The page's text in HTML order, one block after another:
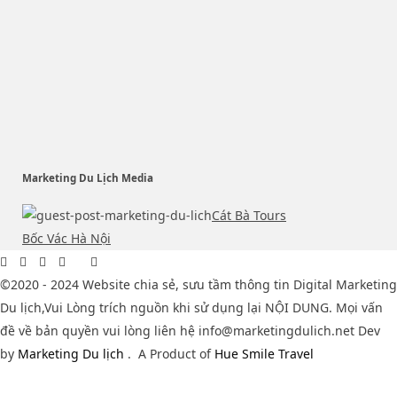
Marketing Du Lịch Media
Cát Bà Tours
Bốc Vác Hà Nội
©2020 - 2024 Website chia sẻ, sưu tầm thông tin Digital Marketing
Du lịch,Vui Lòng trích nguồn khi sử dụng lại NỘI DUNG. Mọi vấn
đề về bản quyền vui lòng liên hệ info@marketingdulich.net Dev
by Marketing Du lịch . A Product of Hue Smile Travel